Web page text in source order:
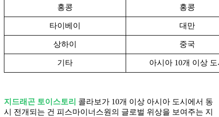
홍콩 홍콩
타이베이 대만
상하이 중국
기타 아시아 10개 이상 도
지드래곤 토이스토리 콜라보가 10개 이상 아시아 도시에서 동
시 전개되는 건 피스마이너스원의 글로벌 위상을 보여주는 지